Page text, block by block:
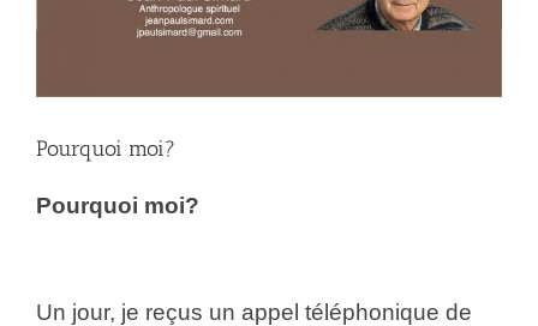
Pourquoi moi?
Pourquoi moi?
Un jour, je reçus un appel téléphonique de